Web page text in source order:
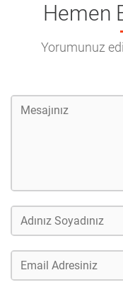
Hemen
Yorumunuz